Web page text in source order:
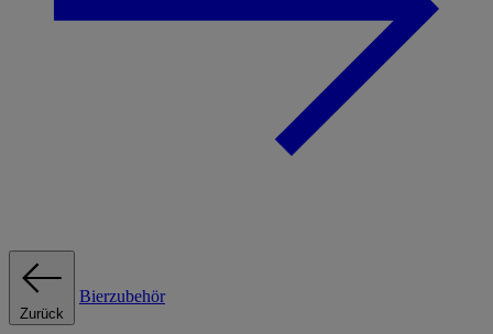
Zurück
Bierzubehör